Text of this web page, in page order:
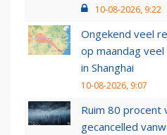
10-08-2026, 9:22
Ongekend veel
op maandag
in Shanghai
10-08-2026, 9:07
Ruim 80 procent
gecancelled